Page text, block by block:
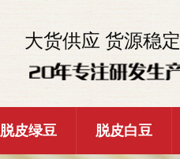
大货供应 货源稳定
脱皮绿豆 脱皮白豆